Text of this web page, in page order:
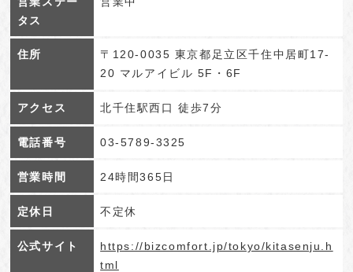
タス
住所
〒120-0035 東京都足立区千住中居町17-
20 マルアイビル 5F・6F
アクセス 北千住駅西口 徒歩7分
電話番号 03-5789-3325
営業時間 24時間365日
定休日 不定休
公式サイト
https://bizcomfort.jp/tokyo/kitasenju.h
tml